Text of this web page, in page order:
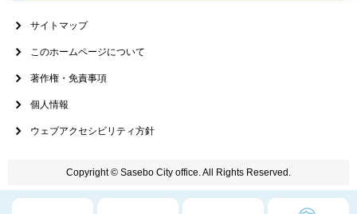
サイトマップ
このホームページについて
著作権・免責事項
個人情報
ウェブアクセシビリティ方針
Copyright © Sasebo City office. All Rights Reserved.